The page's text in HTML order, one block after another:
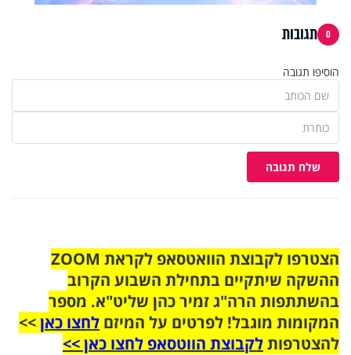
0 תגובות
הוסיפו תגובה
שלח תגובה
הצטרפו לקבוצת הוואטסאפ לקראת ZOOM
ההשקה שיתקיים בתחילת השבוע הקרוב
בהשתתפות הרה"ג זמיר כהן שליט"א. מספר
המקומות מוגבל! לפרטים על המיזם לחצו כאן>>
להצטרפותלקבוצת הווטסאפ לחצו כאן >>